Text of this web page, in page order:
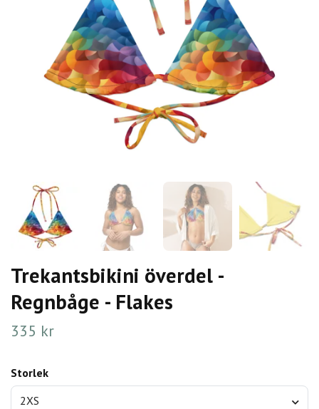
Trekantsbikini överdel -
Regnbåge - Flakes
335 kr
Storlek
2XS